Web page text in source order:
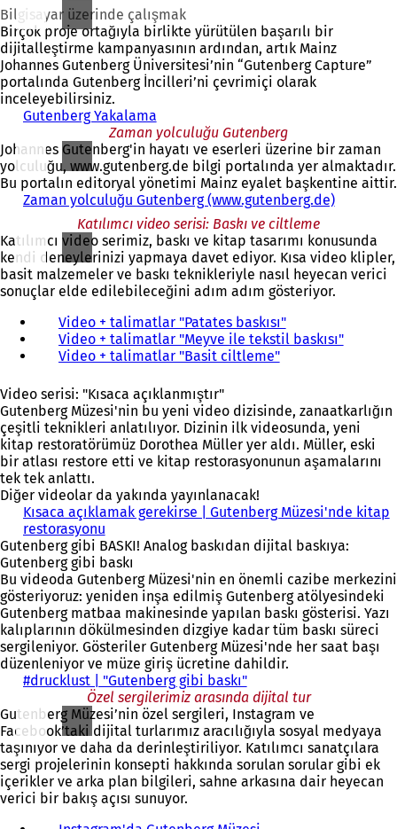
n
i
b
i
r
e
k
m
e
d
e
a
ç
ı
l
ı
)
Bilgisayar üzerinde çalışmak
Birçok proje ortağıyla birlikte yürütülen başarılı bir
dijitalleştirme kampanyasının ardından, artık Mainz
Johannes Gutenberg Üniversitesi’nin “Gutenberg Capture”
portalında Gutenberg İncilleri’ni çevrimiçi olarak
inceleyebilirsiniz.
Gutenberg Yakalama
Y
e
n
i
b
i
r
s
e
k
m
e
d
e
a
ç
ı
l
ı
r
)
Zaman yolculuğu Gutenberg
Johannes Gutenberg'in hayatı ve eserleri üzerine bir zaman
yolculuğu, www.gutenberg.de bilgi portalında yer almaktadır.
Bu portalın editoryal yönetimi Mainz eyalet başkentine aittir.
Zaman yolculuğu Gutenberg (www.gutenberg.de)(
e
n
i
b
i
s
e
e
d
e
a
ç
ı
)
Katılımcı video serisi: Baskı ve ciltleme
Katılımcı video serimiz, baskı ve kitap tasarımı konusunda
kendi deneylerinizi yapmaya davet ediyor. Kısa video klipler,
basit malzemeler ve baskı teknikleriyle nasıl heyecan verici
sonuçlar elde edilebileceğini adım adım gösteriyor.
Video + talimatlar "Patates baskısı"(
Y
b
i
r
s
m
e
d
a
ç
ı
l
ı
r
Video + talimatlar "Meyve ile tekstil baskısı"(
i
b
i
r
k
m
e
e
a
ç
ı
l
Video + talimatlar "Basit ciltleme"(
n
i
b
i
e
k
m
d
e
a
ç
ı
l
r
)
Video serisi: "Kısaca açıklanmıştır"
Gutenberg Müzesi'nin bu yeni video dizisinde, zanaatkarlığın
çeşitli teknikleri anlatılıyor. Dizinin ilk videosunda, yeni
kitap restoratörümüz Dorothea Müller yer aldı. Müller, eski
bir atlası restore etti ve kitap restorasyonunun aşamalarını
tek tek anlattı.
Diğer videolar da yakında yayınlanacak!
Kısaca açıklamak gerekirse | Gutenberg Müzesi'nde kitap
restorasyonu
Y
e
n
i
b
i
r
s
e
k
m
e
d
e
a
ç
Gutenberg gibi BASKI! Analog baskıdan dijital baskıya:
Gutenberg gibi baskı
Bu videoda Gutenberg Müzesi'nin en önemli cazibe merkezini
gösteriyoruz: yeniden inşa edilmiş Gutenberg atölyesindeki
Gutenberg matbaa makinesinde yapılan baskı gösterisi. Yazı
kalıplarının dökülmesinden dizgiye kadar tüm baskı süreci
sergileniyor. Gösteriler Gutenberg Müzesi'nde her saat başı
düzenleniyor ve müze giriş ücretine dahildir.
#drucklust | "Gutenberg gibi baskı"(
Y
e
n
i
b
i
Özel sergilerimiz arasında dijital tur
Gutenberg Müzesi’nin özel sergileri, Instagram ve
Facebook’taki dijital turlarımız aracılığıyla sosyal medyaya
taşınıyor ve daha da derinleştiriliyor. Katılımcı sanatçılara
sergi projelerinin konsepti hakkında sorulan sorular gibi ek
içerikler ve arka plan bilgileri, sahne arkasına dair heyecan
verici bir bakış açısı sunuyor.